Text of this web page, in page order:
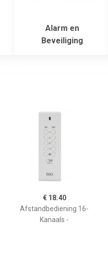
Alarm en
Beveiliging
€ 18.40
Afstandbediening 16-
Kanaals -